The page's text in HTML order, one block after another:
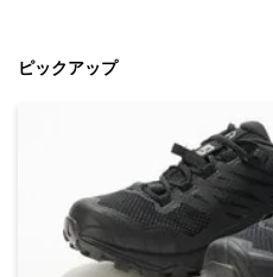
ピックアップ